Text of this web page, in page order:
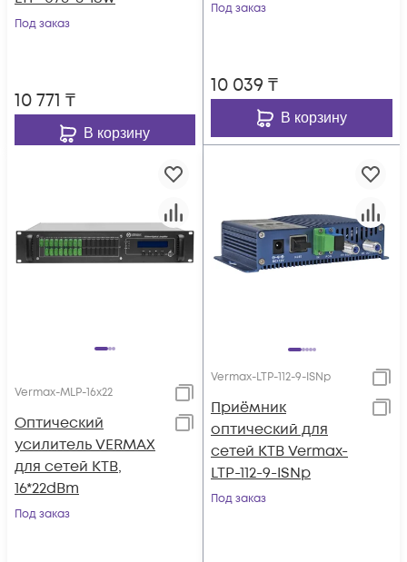
Под заказ
10 771 ₸
В корзину
Под заказ
10 039 ₸
В корзину
Vermax-MLP-16x22
Оптический
усилитель VERMAX
для сетей КТВ,
16*22dBm
Под заказ
Vermax-LTP-112-9-ISNp
Приёмник
оптический для
сетей КТВ Vermax-
LTP-112-9-ISNp
Под заказ